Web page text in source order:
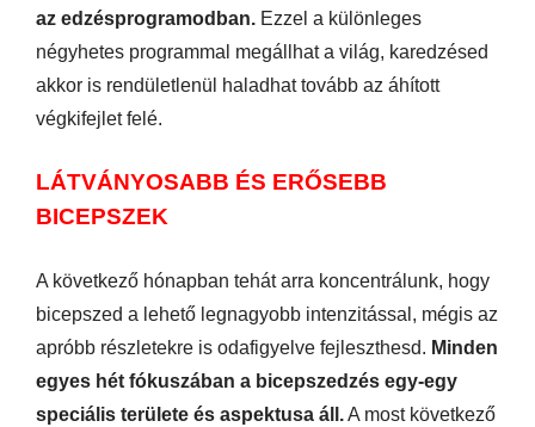
az edzésprogramodban. Ezzel a különleges
négyhetes programmal megállhat a világ, karedzésed
akkor is rendületlenül haladhat tovább az áhított
végkifejlet felé.
LÁTVÁNYOSABB ÉS ERŐSEBB
BICEPSZEK
A következő hónapban tehát arra koncentrálunk, hogy
bicepszed a lehető legnagyobb intenzitással, mégis az
apróbb részletekre is odafigyelve fejleszthesd. Minden
egyes hét fókuszában a bicepszedzés egy-egy
speciális területe és aspektusa áll.A most következő